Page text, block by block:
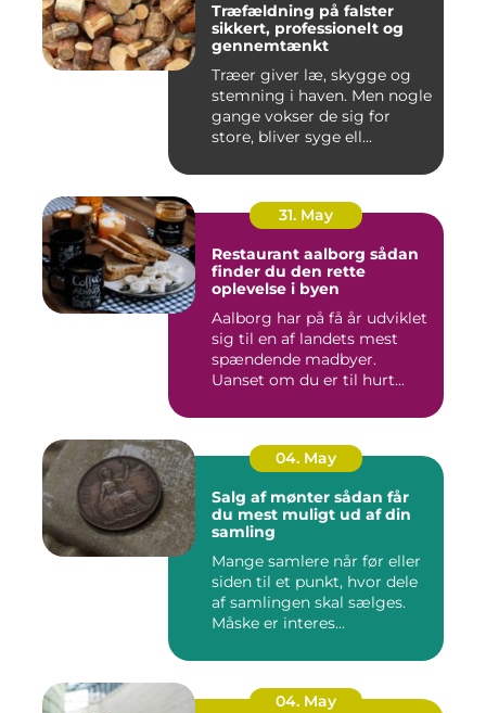
Træfældning på falster
sikkert, professionelt og
gennemtænkt
Træer giver læ, skygge og
stemning i haven. Men nogle
gange vokser de sig for
store, bliver syge ell...
31. May
Restaurant aalborg sådan
finder du den rette
oplevelse i byen
Aalborg har på få år udviklet
sig til en af landets mest
spændende madbyer.
Uanset om du er til hurt...
04. May
Salg af mønter sådan får
du mest muligt ud af din
samling
Mange samlere når før eller
siden til et punkt, hvor dele
af samlingen skal sælges.
Måske er interes...
04. May